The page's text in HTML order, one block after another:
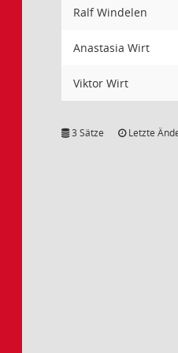
Ralf Windelen
Anastasia Wirt
Viktor Wirt
3 Sätze Letzte